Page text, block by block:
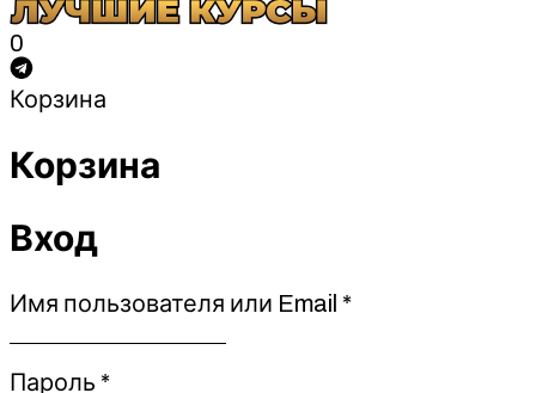
0
Корзина
Корзина
Вход
Имя пользователя или Email *Обязательно
Пароль *Обязательно